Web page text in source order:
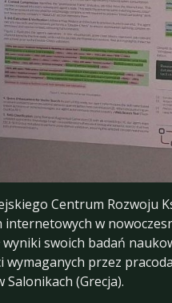
Centrum Rozwoju
w
wyniki swoich badań
przez
Salonikach (Grecja).